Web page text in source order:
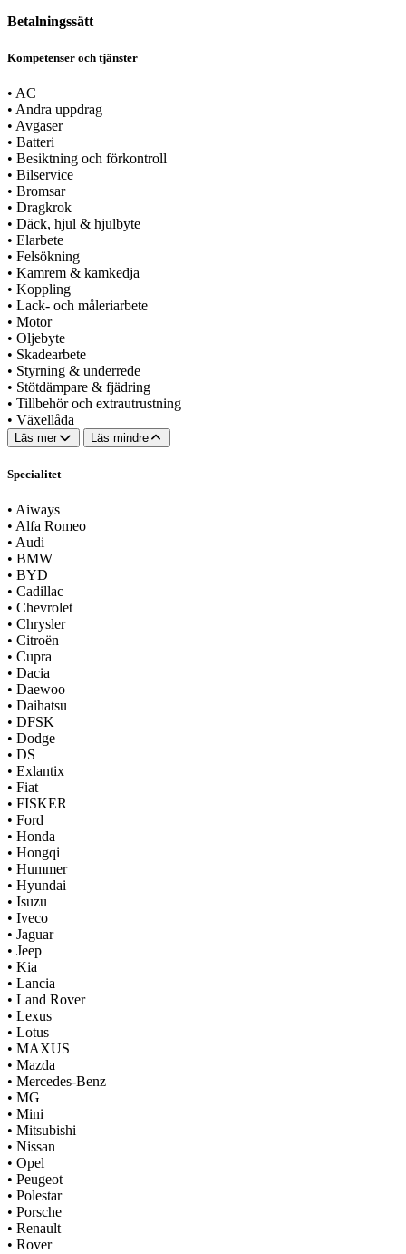
Betalningssätt
Kompetenser och tjänster
• AC
• Andra uppdrag
• Avgaser
• Batteri
• Besiktning och förkontroll
• Bilservice
• Bromsar
• Dragkrok
• Däck, hjul & hjulbyte
• Elarbete
• Felsökning
• Kamrem & kamkedja
• Koppling
• Lack- och måleriarbete
• Motor
• Oljebyte
• Skadearbete
• Styrning & underrede
• Stötdämpare & fjädring
• Tillbehör och extrautrustning
• Växellåda
Läs mer Läs mindre
Specialitet
• Aiways
• Alfa Romeo
• Audi
• BMW
• BYD
• Cadillac
• Chevrolet
• Chrysler
• Citroën
• Cupra
• Dacia
• Daewoo
• Daihatsu
• DFSK
• Dodge
• DS
• Exlantix
• Fiat
• FISKER
• Ford
• Honda
• Hongqi
• Hummer
• Hyundai
• Isuzu
• Iveco
• Jaguar
• Jeep
• Kia
• Lancia
• Land Rover
• Lexus
• Lotus
• MAXUS
• Mazda
• Mercedes-Benz
• MG
• Mini
• Mitsubishi
• Nissan
• Opel
• Peugeot
• Polestar
• Porsche
• Renault
• Rover